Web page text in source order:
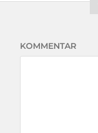
KOMMENTAR